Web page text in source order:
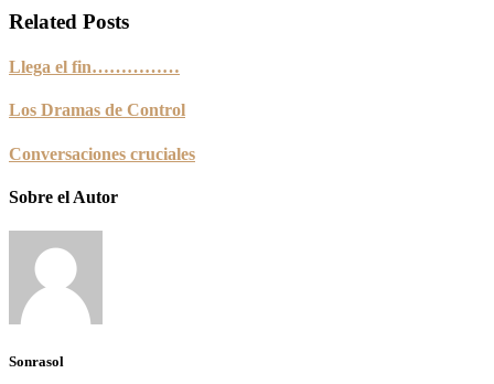
Related Posts
Llega el fin……………
Los Dramas de Control
Conversaciones cruciales
Sobre el Autor
Sonrasol